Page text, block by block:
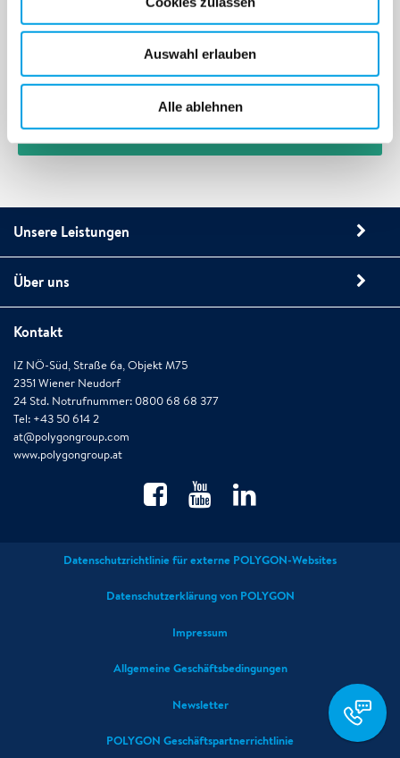
Auswahl erlauben
Alle ablehnen
Service GmbH meine persönlichen Daten sammelt, um
mich zu kontaktieren. POLYGON Austria Service GmbH
Datenschutz-Grundverordnung (DSGVO).
Unsere Leistungen
Über uns
Kontakt
IZ NÖ-Süd, Straße 6a, Objekt M75
2351 Wiener Neudorf
24 Std. Notrufnummer: 0800 68 68 377
Tel: +43 50 614 2
at@polygongroup.com
www.polygongroup.at
Datenschutzrichtlinie für externe POLYGON-Websites
Datenschutzerklärung von POLYGON
Impressum
Allgemeine Geschäftsbedingungen
Newsletter
POLYGON Geschäftspartnerrichtlinie
0800
68 68
377